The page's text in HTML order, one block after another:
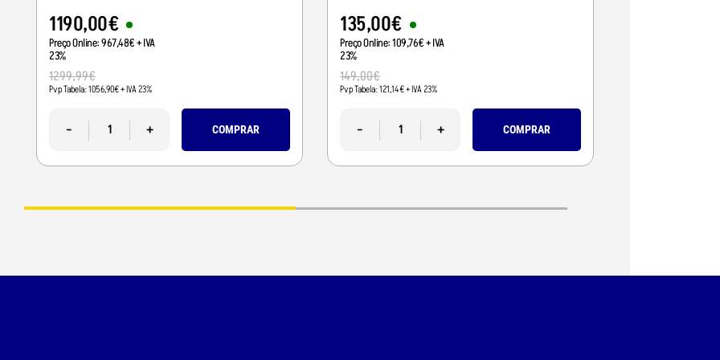
ALERTAS AO CONDUTOR
1190,00€
Preço Online:967,48€+ IVA
23%
1299,99€
Pvp Tabela:1056,90€+ IVA 23%
- + COMPRAR
135,00€
Preço Online:109,76€+ IVA
23%
149,00€
Pvp Tabela:121,14€+ IVA 23%
- + COMPRAR